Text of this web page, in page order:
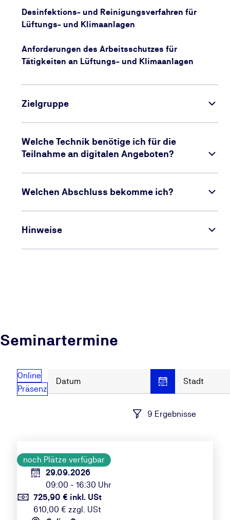
Desinfektions- und Reinigungsverfahren für
Lüftungs- und Klimaanlagen
Anforderungen des Arbeitsschutzes für
Tätigkeiten an Lüftungs- und Klimaanlagen
Zielgruppe
Welche Technik benötige ich für die
Teilnahme an digitalen Angeboten?
Welchen Abschluss bekomme ich?
Hinweise
Seminartermine
Online
Präsenz
Datum Stadt
9 Ergebnisse
noch Plätze verfügbar
29.09.2026
09:00 - 16:30 Uhr
725,90 € inkl. USt
610,00 € zzgl. USt